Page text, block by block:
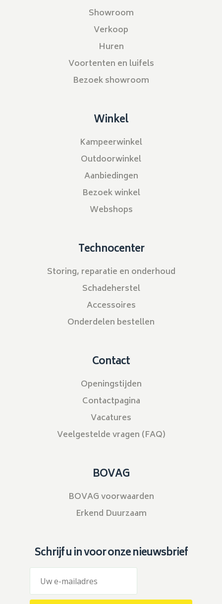
Showroom
Verkoop
Huren
Voortenten en luifels
Bezoek showroom
Winkel
Kampeerwinkel
Outdoorwinkel
Aanbiedingen
Bezoek winkel
Webshops
Technocenter
Storing, reparatie en onderhoud
Schadeherstel
Accessoires
Onderdelen bestellen
Contact
Openingstijden
Contactpagina
Vacatures
Veelgestelde vragen (FAQ)
BOVAG
BOVAG voorwaarden
Erkend Duurzaam
Schrijf u in voor onze nieuwsbrief